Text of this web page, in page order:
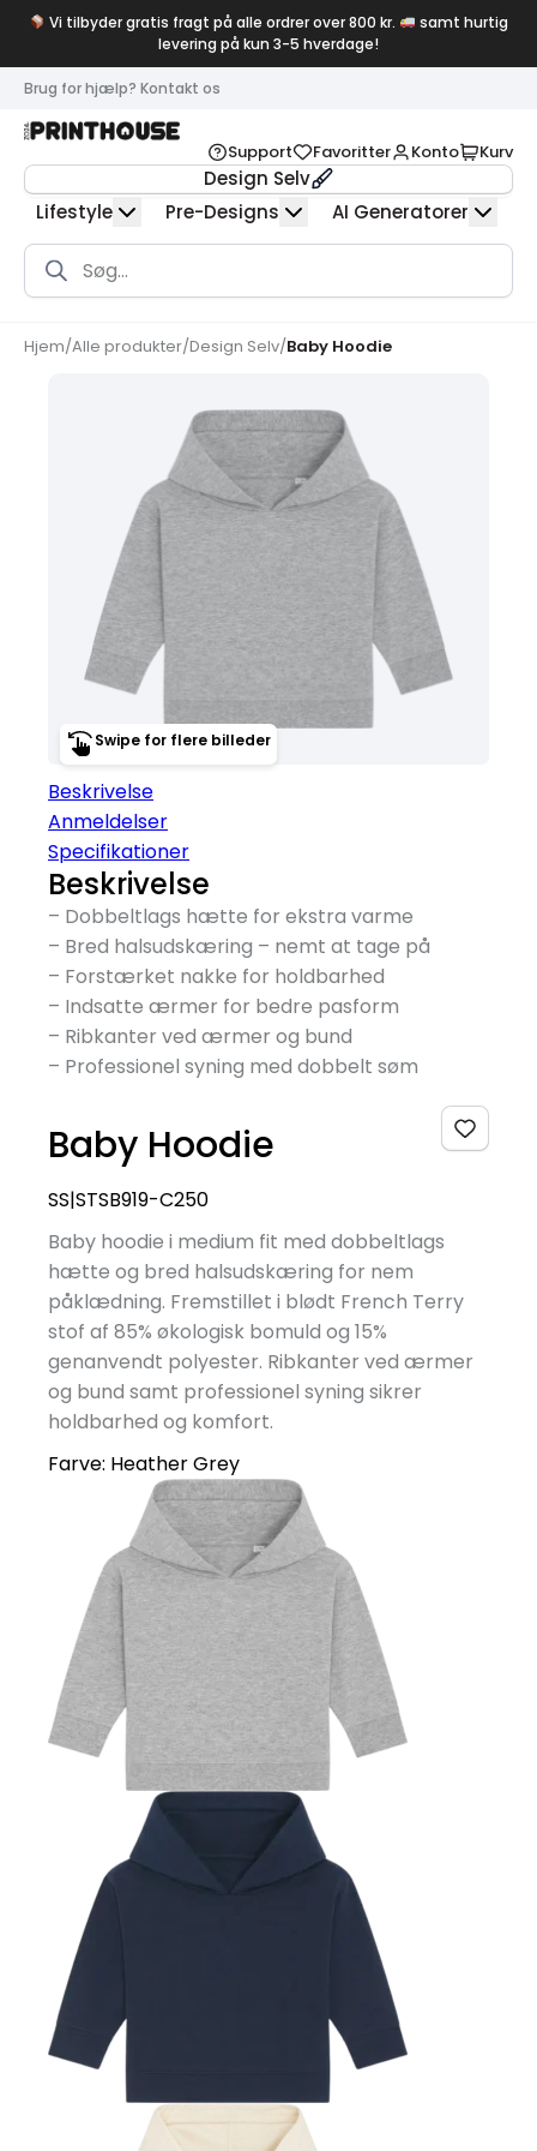
Vi tilbyder gratis fragt på alle ordrer over 800 kr.
samt hurtig
levering på kun 3-5 hverdage!
Brug for hjælp? Kontakt os
Support Favoritter Konto Kurv
Design Selv
Lifestyle
Pre-Designs AI Generatorer
Products
search
Hjem/Alle produkter/Design Selv/Baby Hoodie
Swipe for flere billeder
Beskrivelse
Anmeldelser
Specifikationer
Beskrivelse
– Dobbeltlags hætte for ekstra varme
– Bred halsudskæring – nemt at tage på
– Forstærket nakke for holdbarhed
– Indsatte ærmer for bedre pasform
– Ribkanter ved ærmer og bund
– Professionel syning med dobbelt søm
Baby Hoodie
SS|STSB919-C250
Baby hoodie i medium fit med dobbeltlags
hætte og bred halsudskæring for nem
påklædning. Fremstillet i blødt French Terry
stof af 85% økologisk bomuld og 15%
genanvendt polyester. Ribkanter ved ærmer
og bund samt professionel syning sikrer
holdbarhed og komfort.
Farve: Heather Grey